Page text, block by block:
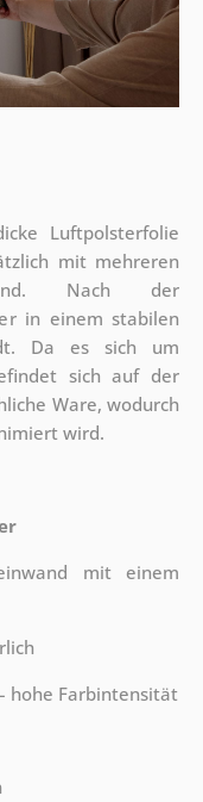
Luftpolsterfolie
mit mehreren
Nach der
in einem stabilen
Da es sich um
sich auf der
Ware, wodurch
wird.
mit einem
hohe Farbintensität